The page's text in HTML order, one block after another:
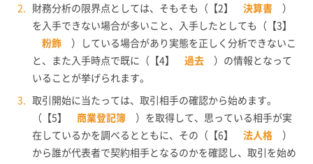
財務分析の限界点としては、そもそも（【2】 決算書 ）
を入手できない場合が多いこと、入手したとしても（【3】
粉飾 ）している場合があり実態を正しく分析できないこ
と、また入手時点で既に（【4】
過去 ）の情報となって
いることが挙げられます。
取引開始に当たっては、取引相手の確認から始めます。
（【5】
商業登記簿 ）を取得して、思っている相手が実
在しているかを調べるとともに、その（【6】
法人格 ）
から誰が代表者で契約相手となるのかを確認し、取引を始め